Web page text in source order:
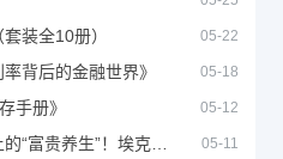
装全10册） 05-22
背后的金融世界》 05-18
手册》 05-12
05-11